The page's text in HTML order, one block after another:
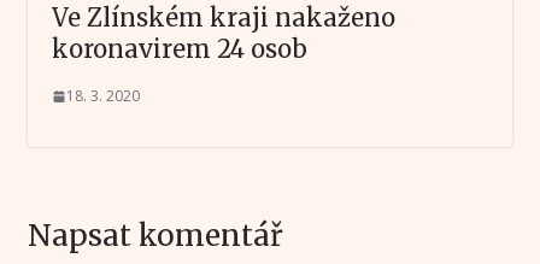
Ve Zlínském kraji nakaženo
koronavirem 24 osob
18. 3. 2020
Napsat komentář